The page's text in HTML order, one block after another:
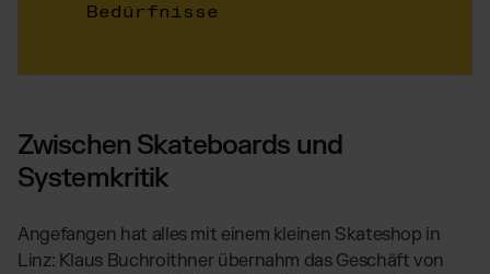
Bedürfnisse
Zwischen Skateboards und
Systemkritik
Angefangen hat alles mit einem kleinen Skateshop in
Linz: Klaus Buchroithner übernahm das Geschäft von